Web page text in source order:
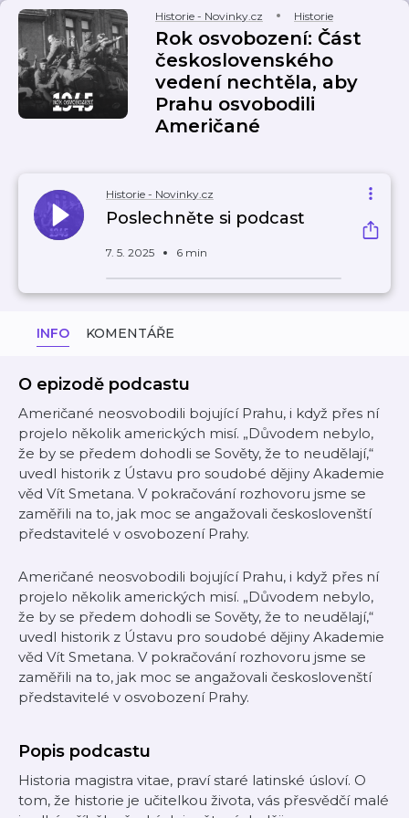
Historie - Novinky.cz Historie
Rok osvobození: Část
československého
vedení nechtěla, aby
Prahu osvobodili
Američané
Historie - Novinky.cz
Poslechněte si podcast
7. 5. 2025 6 min
INFO KOMENTÁŘE
O epizodě podcastu
Američané neosvobodili bojující Prahu, i když přes ní
projelo několik amerických misí. „Důvodem nebylo,
že by se předem dohodli se Sověty, že to neudělají,“
uvedl historik z Ústavu pro soudobé dějiny Akademie
věd Vít Smetana. V pokračování rozhovoru jsme se
zaměřili na to, jak moc se angažovali českoslovenští
představitelé v osvobození Prahy.
Američané neosvobodili bojující Prahu, i když přes ní
projelo několik amerických misí. „Důvodem nebylo,
že by se předem dohodli se Sověty, že to neudělají,“
uvedl historik z Ústavu pro soudobé dějiny Akademie
věd Vít Smetana. V pokračování rozhovoru jsme se
zaměřili na to, jak moc se angažovali českoslovenští
představitelé v osvobození Prahy.
Popis podcastu
Historia magistra vitae, praví staré latinské úsloví. O
tom, že historie je učitelkou života, vás přesvědčí malé